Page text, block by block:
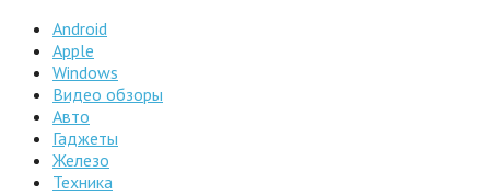
Android
Apple
Windows
Видео обзоры
Авто
Гаджеты
Железо
Техника